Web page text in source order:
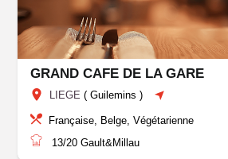
GRAND CAFE DE LA GARE
LIEGE (Guilemins )
Française, Belge, Végétarienne
13/20 Gault&Millau